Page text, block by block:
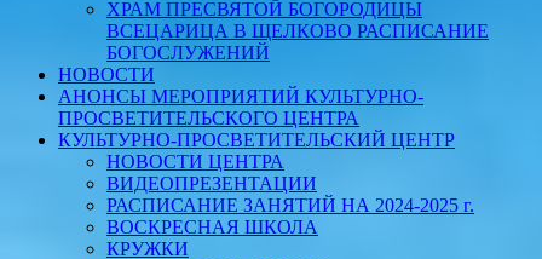
ХРАМ ПРЕСВЯТОЙ БОГОРОДИЦЫ
ВСЕЦАРИЦА В ЩЕЛКОВО РАСПИСАНИЕ
БОГОСЛУЖЕНИЙ
НОВОСТИ
АНОНСЫ МЕРОПРИЯТИЙ КУЛЬТУРНО-
ПРОСВЕТИТЕЛЬСКОГО ЦЕНТРА
КУЛЬТУРНО-ПРОСВЕТИТЕЛЬСКИЙ ЦЕНТР
НОВОСТИ ЦЕНТРА
ВИДЕОПРЕЗЕНТАЦИИ
РАСПИСАНИЕ ЗАНЯТИЙ НА 2024-2025 г.
ВОСКРЕСНАЯ ШКОЛА
КРУЖКИ